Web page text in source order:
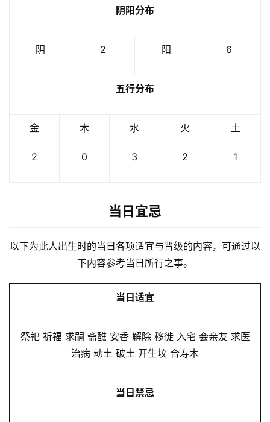
阴阳分布
阴 2 阳 6
五行分布
金
2
木
0
水
3
火
2
土
1
当日宜忌
以下为此人出生时的当日各项适宜与晋级的内容，可通过以
下内容参考当日所行之事。
当日适宜
祭祀 祈福 求嗣 斋醮 安香 解除 移徙 入宅 会亲友 求医
治病 动土 破土 开生坟 合寿木
当日禁忌